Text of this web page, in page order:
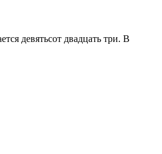
девятьсот двадцать три. В